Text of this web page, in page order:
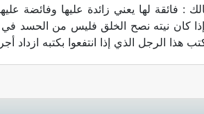
: فائقة لها يعني زائدة عليها وفائضة
إذا كان نيته نصح الخلق فليس من الحسد
هذا الرجل الذي إذا انتفعوا بكتبه